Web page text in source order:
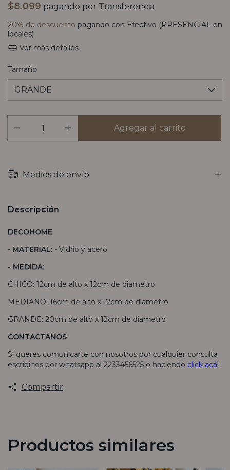
$8.099 pagando por Transferencia
20% de descuento pagando con Efectivo (PRESENCIAL en
locales)
Ver más detalles
Tamaño
Medios de envío
Descripción
DECOHOME
- MATERIAL: - Vidrio y acero
- MEDIDA:
CHICO: 12cm de alto x 12cm de diametro
MEDIANO: 16cm de alto x 12cm de diametro
GRANDE: 20cm de alto x 12cm de diametro
CONTACTANOS
Si queres comunicarte con nosotros por cualquier consulta
escribinos por whatsapp al 2233456525 o haciendo click acá!
Compartir
Productos similares